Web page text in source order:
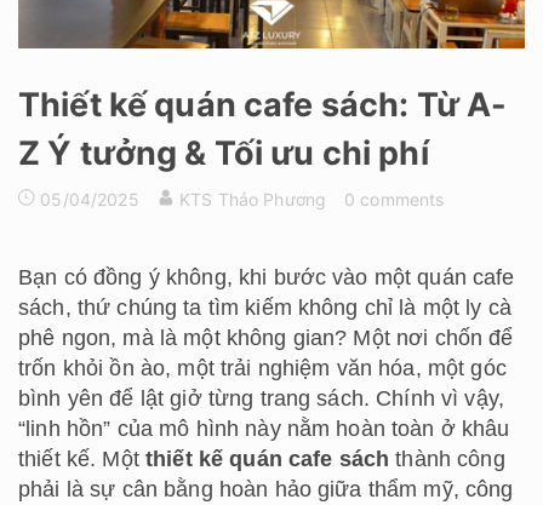
Thiết kế quán cafe sách: Từ A-
Z Ý tưởng & Tối ưu chi phí
05/04/2025 KTS Thảo Phương 0 comments
Bạn có đồng ý không, khi bước vào một quán cafe
sách, thứ chúng ta tìm kiếm không chỉ là một ly cà
phê ngon, mà là một không gian? Một nơi chốn để
trốn khỏi ồn ào, một trải nghiệm văn hóa, một góc
bình yên để lật giở từng trang sách. Chính vì vậy,
“linh hồn” của mô hình này nằm hoàn toàn ở khâu
thiết kế. Một thiết kế quán cafe sách thành công
phải là sự cân bằng hoàn hảo giữa thẩm mỹ, công